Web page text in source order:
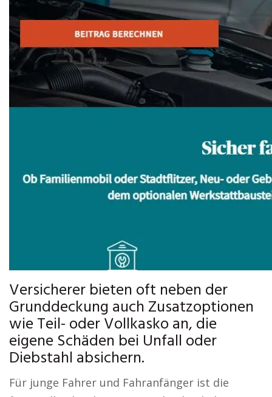
Versicherer bieten oft neben der
Grunddeckung auch Zusatzoptionen
wie Teil- oder Vollkasko an, die
eigene Schäden bei Unfall oder
Diebstahl absichern.
Für junge Fahrer und Fahranfänger ist die